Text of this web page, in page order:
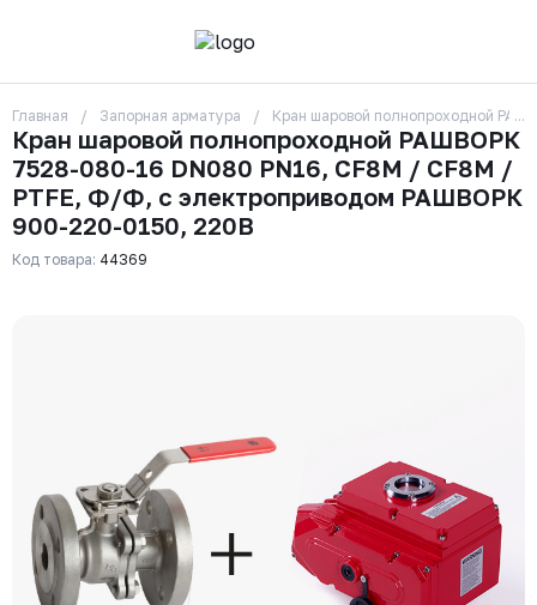
О компании
Контакты
Бренды
Отзывы
Сотрудники
Вакансии
Доставка
+7 (495) 215-24-81
Заказать звонок
zakaz325@ks-rus.com
Одинцово, Внуковская 9, пав. 31
Пункт выдачи заказов
Главная Запорная арматура Кран шаровой полнопроходной
Кран шаровой полнопроходной РАШВОРК
7528-080-16 DN080 PN16, CF8M / CF8M /
PTFE, Ф/Ф, с электроприводом РАШВОРК
900-220-0150, 220В
Код товара: 44369